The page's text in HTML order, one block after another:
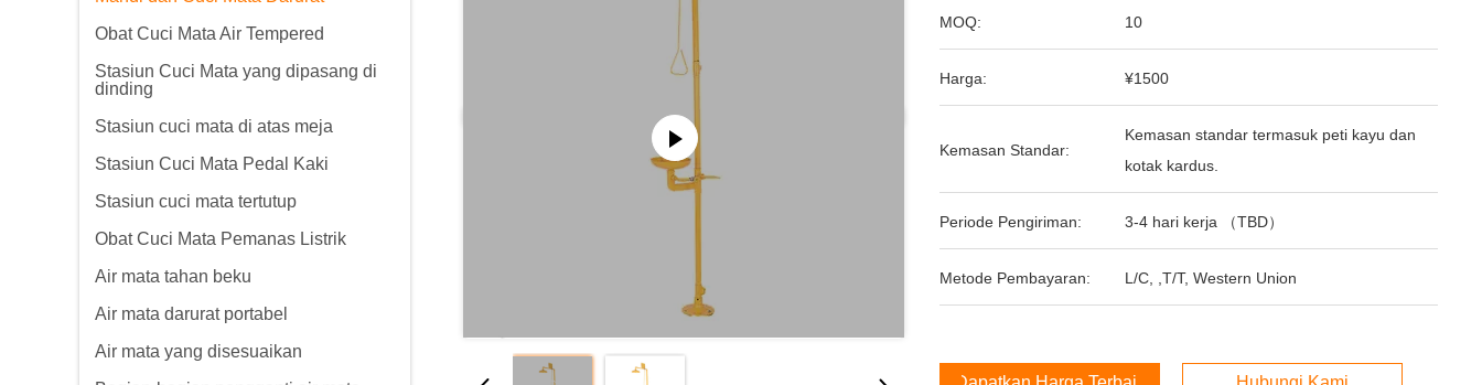
Obat Cuci Mata Air Tempered
Stasiun Cuci Mata yang dipasang di
dinding
Stasiun cuci mata di atas meja
Stasiun Cuci Mata Pedal Kaki
Stasiun cuci mata tertutup
Obat Cuci Mata Pemanas Listrik
Air mata tahan beku
Air mata darurat portabel
Air mata yang disesuaikan
MOQ: 10
Harga: ¥1500
Kemasan Standar:
Kemasan standar termasuk peti kayu dan
kotak kardus.
Periode Pengiriman: 3-4 hari kerja （TBD）
Metode Pembayaran: L/C, ,T/T, Western Union